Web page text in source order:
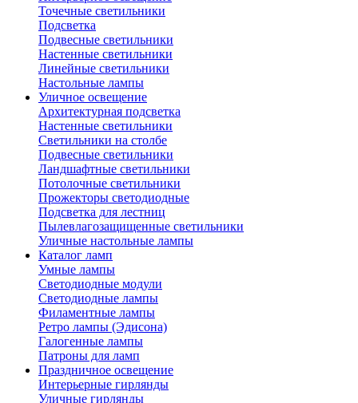
Точечные светильники
Подсветка
Подвесные светильники
Настенные светильники
Линейные светильники
Настольные лампы
Уличное освещение
Архитектурная подсветка
Настенные светильники
Светильники на столбе
Подвесные светильники
Ландшафтные светильники
Потолочные светильники
Прожекторы светодиодные
Подсветка для лестниц
Пылевлагозащищенные светильники
Уличные настольные лампы
Каталог ламп
Умные лампы
Светодиодные модули
Светодиодные лампы
Филаментные лампы
Ретро лампы (Эдисона)
Галогенные лампы
Патроны для ламп
Праздничное освещение
Интерьерные гирлянды
Уличные гирлянды